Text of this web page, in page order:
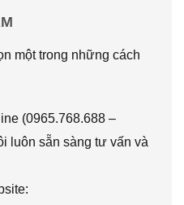
một trong những cách
(0965.768.688 –
luôn sẵn sàng tư vấn và